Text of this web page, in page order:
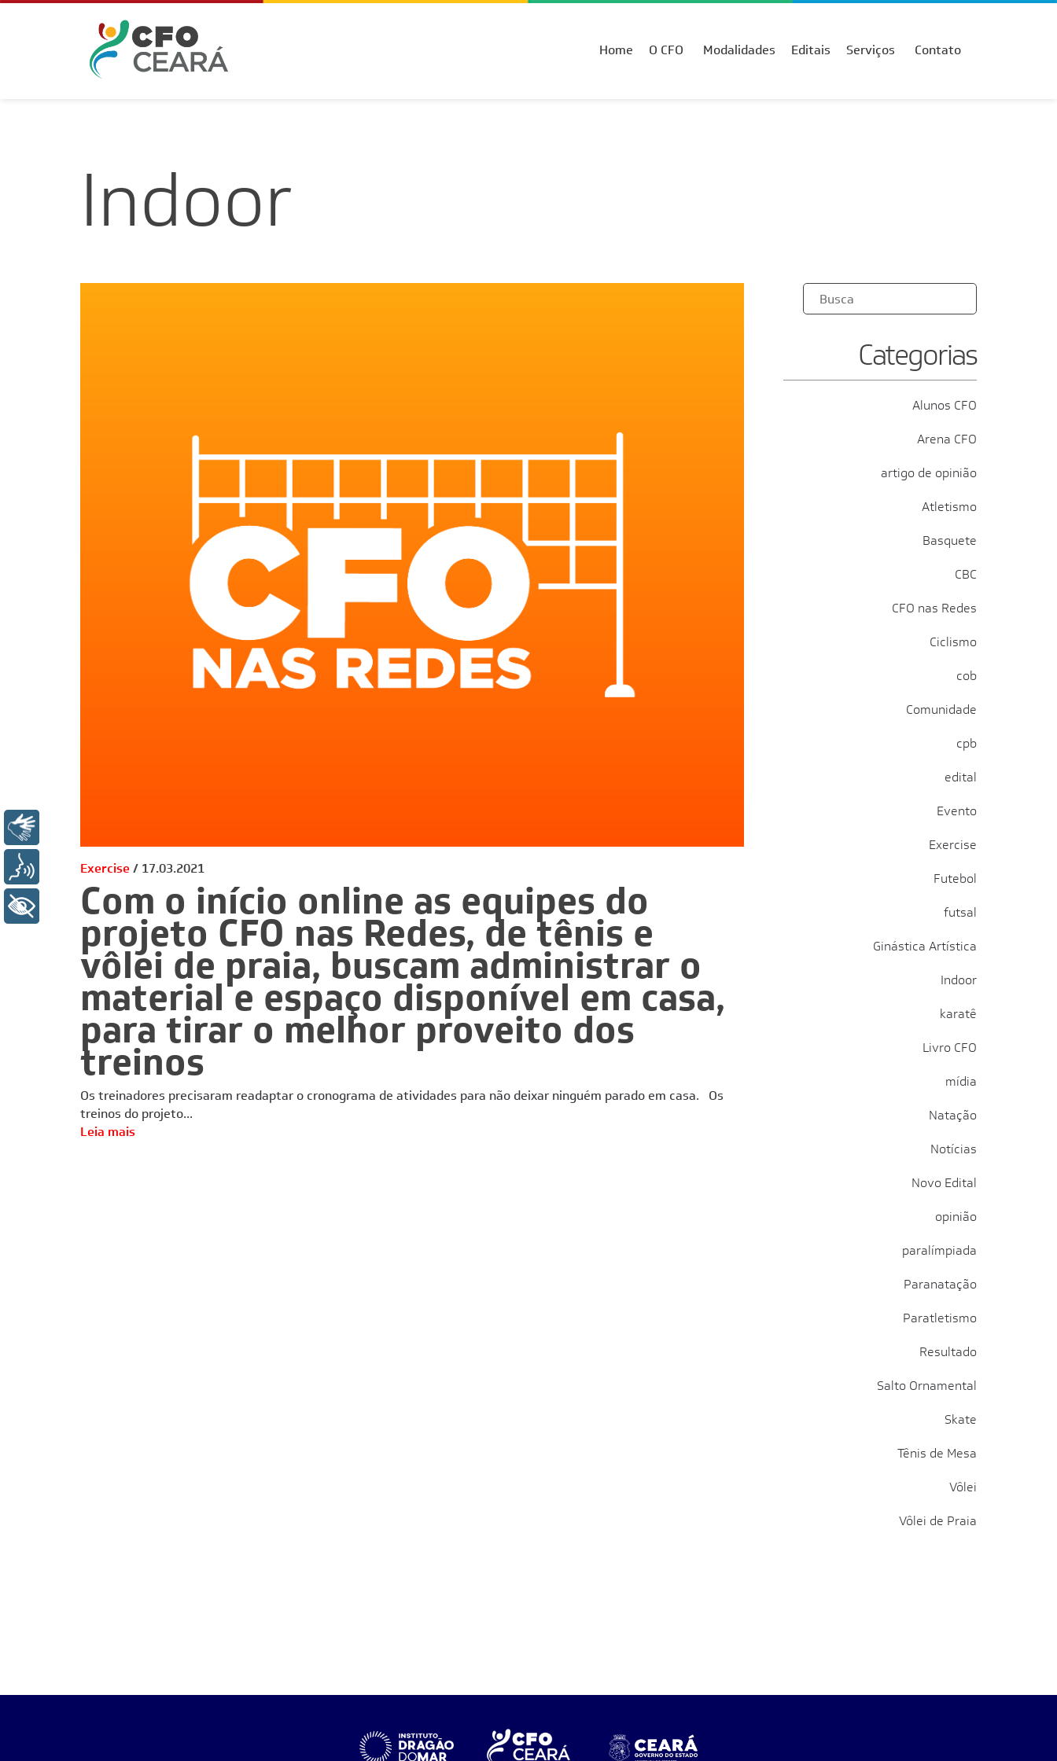
Home O CFO Modalidades Editais Serviços Contato
Indoor
Exercise 17.03.2021
Com o início online as equipes do
projeto CFO nas Redes, de tênis e
vôlei de praia, buscam administrar o
material e espaço disponível em casa,
para tirar o melhor proveito dos
treinos
Os treinadores precisaram readaptar o cronograma de atividades para não deixar ninguém parado em casa. Os
treinos do projeto...
Leia mais
Categorias
Alunos CFO
Arena CFO
artigo de opinião
Atletismo
Basquete
CBC
CFO nas Redes
Ciclismo
cob
Comunidade
cpb
edital
Evento
Exercise
Futebol
futsal
Ginástica Artística
Indoor
karatê
Livro CFO
mídia
Natação
Notícias
Novo Edital
opinião
paralímpiada
Paranatação
Paratletismo
Resultado
Salto Ornamental
Skate
Tênis de Mesa
Vôlei
Vôlei de Praia
+ Acessibilidade